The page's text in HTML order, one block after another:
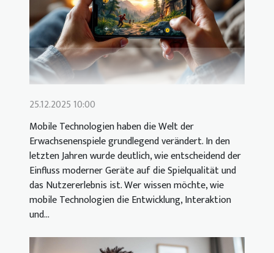
25.12.2025 10:00
Mobile Technologien haben die Welt der
Erwachsenenspiele grundlegend verändert. In den
letzten Jahren wurde deutlich, wie entscheidend der
Einfluss moderner Geräte auf die Spielqualität und
das Nutzererlebnis ist. Wer wissen möchte, wie
mobile Technologien die Entwicklung, Interaktion
und...